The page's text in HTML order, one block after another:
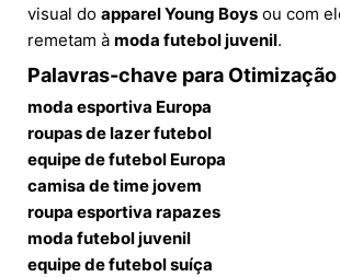
visual do apparel Young Boys ou com
remetam à moda futebol juvenil.
Palavras-chave para Otimização
moda esportiva Europa
roupas de lazer futebol
equipe de futebol Europa
camisa de time jovem
roupa esportiva rapazes
moda futebol juvenil
equipe de futebol suíça